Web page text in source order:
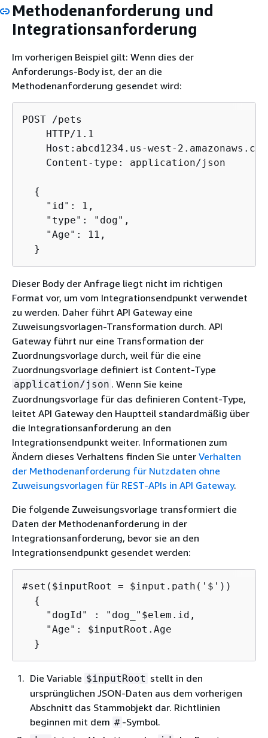
Methodenanforderung und
Integrationsanforderung
Im vorherigen Beispiel gilt: Wenn dies der
Anforderungs-Body ist, der an die
Methodenanforderung gesendet wird:
POST /pets
    HTTP/1.1
    Host:abcd1234.us-west-2.amazonaws.com
    Content-type: application/json
{
    "id": 1,
    "type": "dog",
    "Age": 11,
Dieser Body der Anfrage liegt nicht im richtigen
Format vor, um vom Integrationsendpunkt verwendet
zu werden. Daher führt API Gateway eine
Zuweisungsvorlagen-Transformation durch. API
Gateway führt nur eine Transformation der
Zuordnungsvorlage durch, weil für die eine
Zuordnungsvorlage definiert ist Content-Type
application/json . Wenn Sie keine
Zuordnungsvorlage für das definieren Content-Type,
leitet API Gateway den Hauptteil standardmäßig über
die Integrationsanforderung an den
Integrationsendpunkt weiter. Informationen zum
Ändern dieses Verhaltens finden Sie unter Verhalten
der Methodenanforderung für Nutzdaten ohne
Zuweisungsvorlagen für REST-APIs in API Gateway.
Die folgende Zuweisungsvorlage transformiert die
Daten der Methodenanforderung in der
Integrationsanforderung, bevor sie an den
Integrationsendpunkt gesendet werden:
#set($inputRoot = $input.path('$'))
{
    "dogId" : "dog_"$elem.id,
    "Age": $inputRoot.Age
  }
Die Variable $inputRoot stellt in den
ursprünglichen JSON-Daten aus dem vorherigen
Abschnitt das Stammobjekt dar. Richtlinien
beginnen mit dem # -Symbol.